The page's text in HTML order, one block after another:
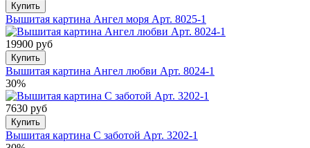
Купить
Вышитая картина Ангел моря Арт. 8025-1
19900 руб
Купить
Вышитая картина Ангел любви Арт. 8024-1
30%
7630 руб
Купить
Вышитая картина С заботой Арт. 3202-1